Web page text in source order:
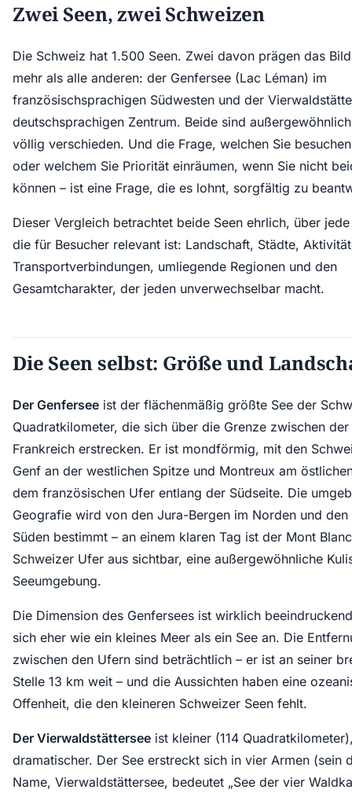
Zwei Seen, zwei Schweizen
Die Schweiz hat 1.500 Seen. Zwei davon prägen das
mehr als alle anderen: der Genfersee (Lac Léman) im
französischsprachigen Südwesten und der
deutschsprachigen Zentrum. Beide sind
völlig verschieden. Und die Frage, welchen Sie
oder welchem Sie Priorität einräumen, wenn Sie nicht
können – ist eine Frage, die es lohnt, sorgfältig zu
Dieser Vergleich betrachtet beide Seen ehrlich, über
die für Besucher relevant ist: Landschaft, Städte,
Transportverbindungen, umliegende Regionen und den
Gesamtcharakter, der jeden unverwechselbar macht.
Die Seen selbst: Größe und
Der Genfersee ist der flächenmäßig größte See der
Quadratkilometer, die sich über die Grenze zwischen
Frankreich erstrecken. Er ist mondförmig, mit den
Genf an der westlichen Spitze und Montreux am
dem französischen Ufer entlang der Südseite. Die
Geografie wird von den Jura-Bergen im Norden und den
Süden bestimmt – an einem klaren Tag ist der Mont
Schweizer Ufer aus sichtbar, eine außergewöhnliche
Seeumgebung.
Die Dimension des Genfersees ist wirklich
sich eher wie ein kleines Meer als ein See an. Die
zwischen den Ufern sind beträchtlich – er ist an seiner
Stelle 13 km weit – und die Aussichten haben eine
Offenheit, die den kleineren Schweizer Seen fehlt.
Der Vierwaldstättersee ist kleiner (114
dramatischer. Der See erstreckt sich in vier Armen (sein
Name, Vierwaldstättersee, bedeutet „See der vier